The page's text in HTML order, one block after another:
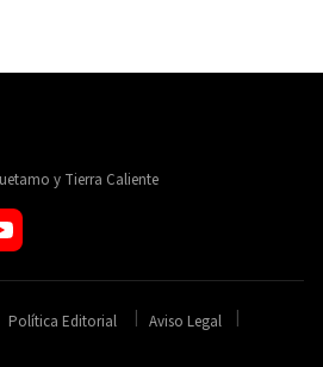
y Tierra Caliente
Política Editorial
Aviso Legal